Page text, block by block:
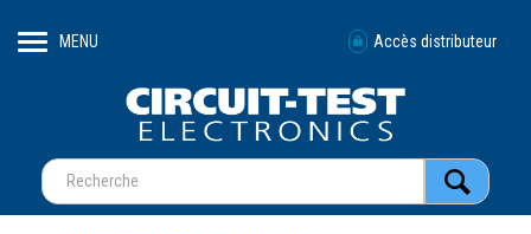
MENU Accès distributeur